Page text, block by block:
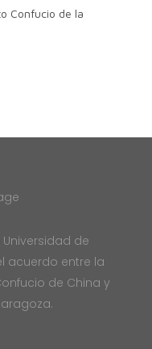
Confucio de la
de
acuerdo entre la
de China y